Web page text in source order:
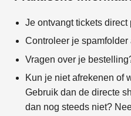
Je ontvangt tickets
Controleer je
Vragen over je
Kun je niet afrekenen of
Gebruik dan de directe
dan nog steeds niet?